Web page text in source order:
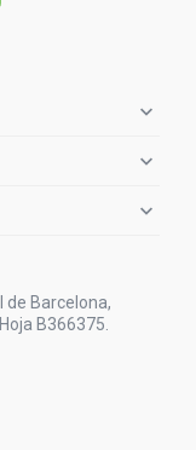



de Barcelona,
B366375.